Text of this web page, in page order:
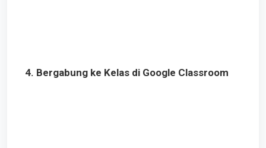
4. Bergabung ke Kelas di Google Classroom